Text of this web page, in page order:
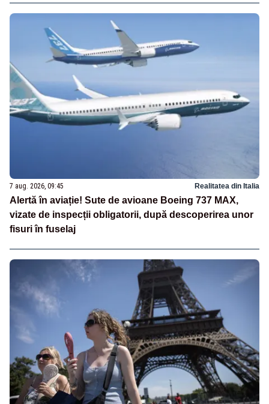
7 aug. 2026, 09:45 Realitatea din Italia
Alertă în aviație! Sute de avioane Boeing 737 MAX,
vizate de inspecții obligatorii, după descoperirea unor
fisuri în fuselaj